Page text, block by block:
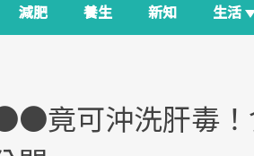
減肥 養生 新知 生活
竟可沖洗肝毒！